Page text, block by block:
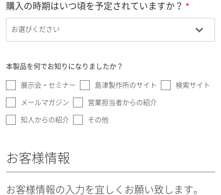
購入の時期はいつ頃を予定されていますか？
本製品を何でお知りになりましたか？
展示会・セミナー 島津製作所のサイト 検索サイト
メールマガジン 営業担当者からの紹介
知人からの紹介 その他
お客様情報
お客様情報の入力を宜しくお願い致します。